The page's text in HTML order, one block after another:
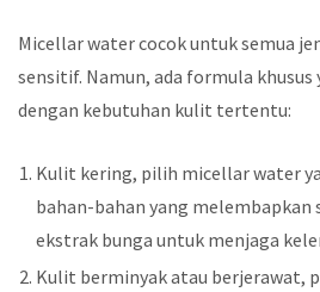
Micellar water cocok untuk semua
sensitif. Namun, ada formula khusus
dengan kebutuhan kulit tertentu:
Kulit kering, pilih micellar water
bahan-bahan yang
ekstrak bunga untuk menjaga
Kulit berminyak atau berjerawat,